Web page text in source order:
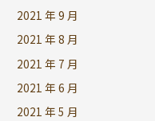
2021 年 9 月
2021 年 8 月
2021 年 7 月
2021 年 6 月
2021 年 5 月